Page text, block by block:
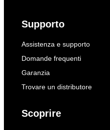
Supporto
Assistenza e supporto
Domande frequenti
Garanzia
Trovare un distributore
Scoprire